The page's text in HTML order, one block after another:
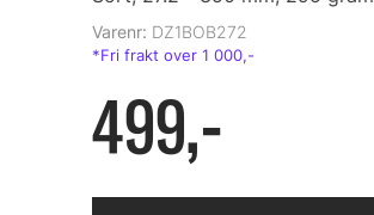
Varenr: DZ1BOB272
499,-